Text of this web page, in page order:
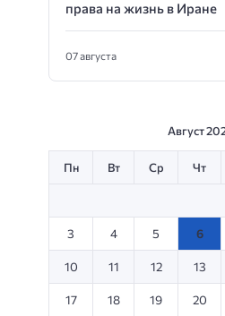
права на жизнь в Иране
07 августа
Август
Пн Вт Ср Чт
3 4 5 6
10 11 12 13
17 18 19 20